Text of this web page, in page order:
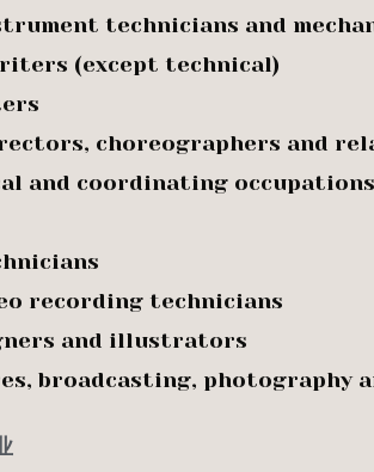
technicians and
(except technical)
choreographers and
and coordinating
recording technicians
and illustrators
broadcasting,